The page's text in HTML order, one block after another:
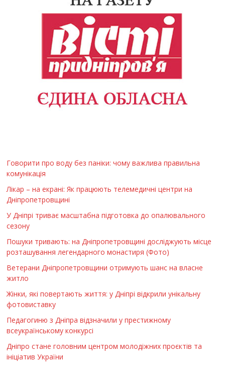
Говорити про воду без паніки: чому важлива правильна
комунікація
Лікар – на екрані: Як працюють телемедичні центри на
Дніпропетровщині
У Дніпрі триває масштабна підготовка до опалювального
сезону
Пошуки тривають: на Дніпропетровщині досліджують місце
розташування легендарного монастиря (Фото)
Ветерани Дніпропетровщини отримують шанс на власне
житло
Жінки, які повертають життя: у Дніпрі відкрили унікальну
фотовиставку
Педагогиню з Дніпра відзначили у престижному
всеукраїнському конкурсі
Дніпро стане головним центром молодіжних проєктів та
ініціатив України